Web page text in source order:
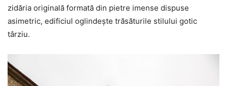
zidăria originală formată din pietre imense dispuse
asimetric, edificiul oglindeşte trăsăturile stilului gotic
târziu.